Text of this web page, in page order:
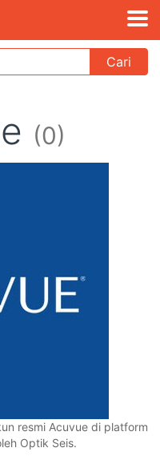
Cari
(0)
resmi Acuvue di platform
Optik Seis.